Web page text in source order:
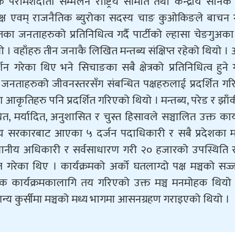
एवम् राजनैतिक ब्युरोका सदस्य चाङ कुओकिङले बाचन
जनताहरुको प्रतिनिधित्व गर्दै पार्टीको ल्हासा
। वहाँहरु तीन जनाकै लिखित मन्तब्य संक्षिप्त रहेको थियो
गरेका थिए भने सिचाङका सबै क्षेत्रको प्रतिनिधित्व हुने
जीवनस्तरसँग संबन्धित पक्षहरुलाई प्रदर्शित
पनि प्रदर्शित गरिएको थियो । मन्तब्य, परेड र
मर्यादित, अनुशासित र चुस्त हिसावले सञ्चालित उक्त
आएका ५ दर्जन पदाधिकारी र सबै प्रदेशका
अधिकारी र सर्वसाधारण गरी २० हजारको
थिए । कार्यक्रमको अर्को घतलाग्दो पक्ष मञ्चको
तय गरिएको उक्त मञ्च मनमोहक
कुर्सीमा मञ्चको मध्य भागमा आसनग्रहण गराइएको थियो ।